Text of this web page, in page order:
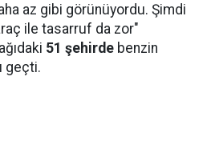
az gibi görünüyordu. Şimdi
ile tasarruf da zor"
51 şehirde benzin
geçti.